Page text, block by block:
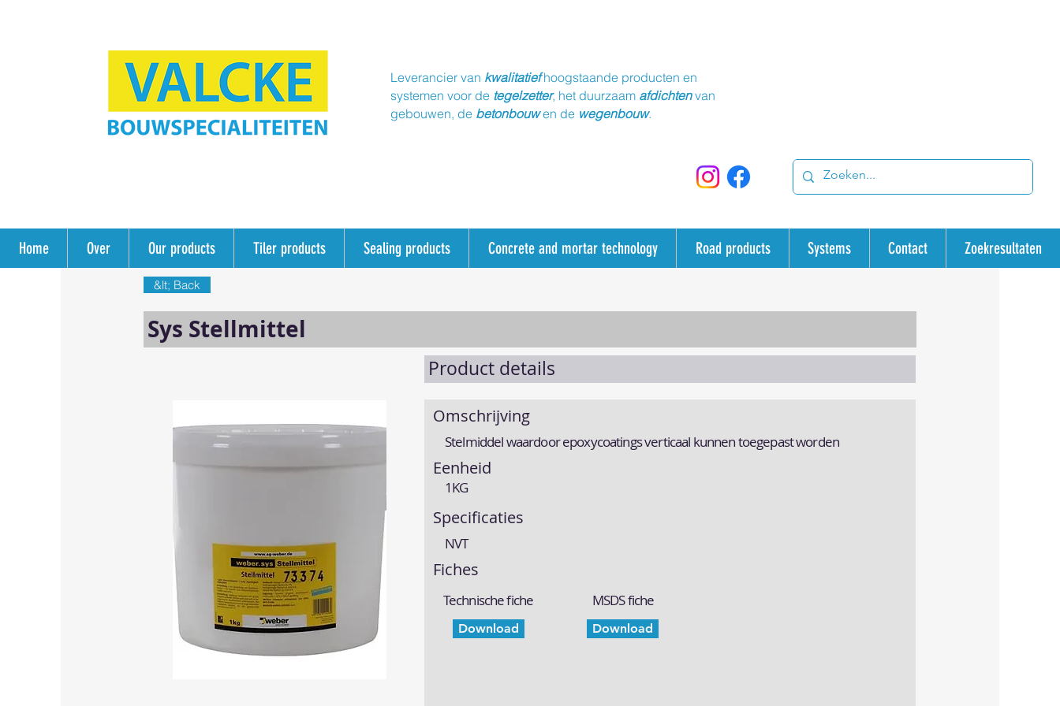
Leverancier van kwalitatiefhoogstaande producten en
systemen voor de tegelzetter, het duurzaam afdichtenvan
gebouwen, de betonbouwen de wegenbouw.
Home Over Our products Tiler products Sealing products Concrete and mortar technology Road products Systems Contact Zoekresultaten
&lt; Back
Sys Stellmittel
Product details
Omschrijving
Stelmiddel waardoor epoxycoatings verticaal kunnen toegepast worden
Eenheid
1KG
Specificaties
NVT
Fiches
Technische fiche
Download
MSDS fiche
Download